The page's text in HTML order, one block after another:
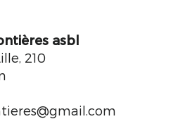
asbl
210